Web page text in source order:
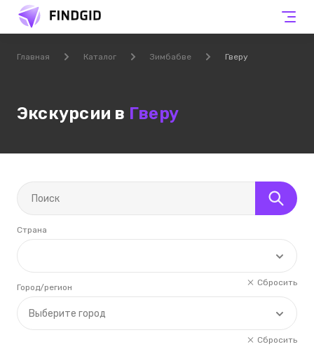
Главная Каталог Зимбабве Гверу
Экскурсии в Гверу
Страна
Сбросить
Выберите город
Город/регион
Сбросить